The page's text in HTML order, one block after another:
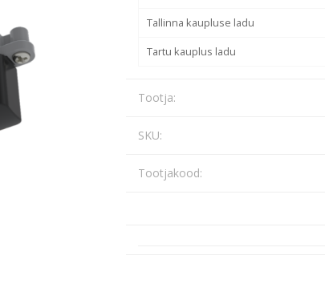
Päikeseenergia
Elektriautode laadijad ja komponendid
Kontrollerid
Tallinna kaupluse ladu
Tartu kauplus ladu
Tootja:
SKU:
Tootjakood: